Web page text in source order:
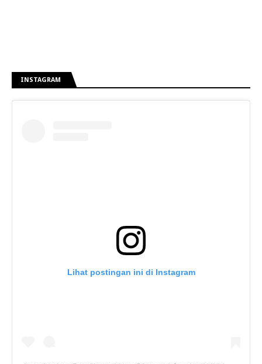
INSTAGRAM
Lihat postingan ini di Instagram